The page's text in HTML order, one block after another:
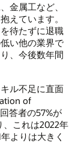
金属工など、
えています。
待たずに退職
い他の業界で
、今後数年間
ル不足に直面
of
答者の57%が
、これは2022年
よりは大きく